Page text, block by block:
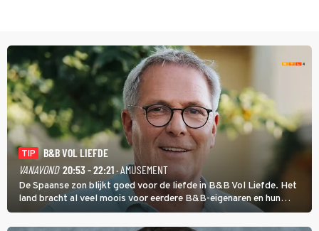
TIP
B&B VOL LIEFDE
VANAVOND 20:53 - 22:21· AMUSEMENT
De Spaanse zon blijkt goed voor de liefde in B&B Vol Liefde. Het
land bracht al veel moois voor eerdere B&B-eigenaren en hun
partners. Ook Paul runt zijn gastenverblijf in Spanje. De 62-jarige
weduwnaar stuurt aan op een nieuw hoofdstuk.